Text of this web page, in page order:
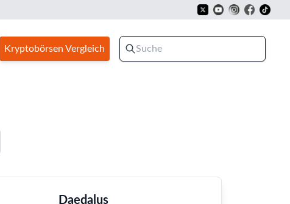
Kryptobörsen Vergleich
Daedalus